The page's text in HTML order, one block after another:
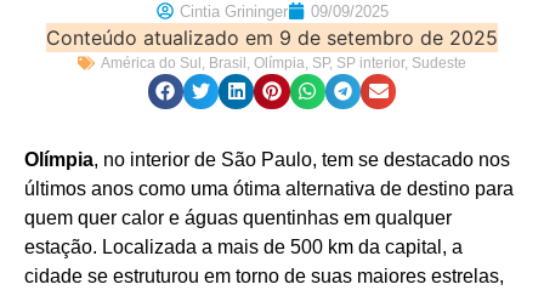
Cintia Grininger 09/09/2025
Conteúdo atualizado em 9 de setembro de 2025
América do Sul Brasil Olímpia SP, SP interior, Sudeste
Olímpia, no interior de São Paulo, tem se destacado nos
últimos anos como uma ótima alternativa de destino para
quem quer calor e águas quentinhas em qualquer
estação. Localizada a mais de 500 km da capital, a
cidade se estruturou em torno de suas maiores estrelas,